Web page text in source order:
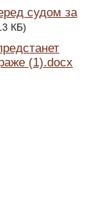
судом за
КБ)
(1).docx